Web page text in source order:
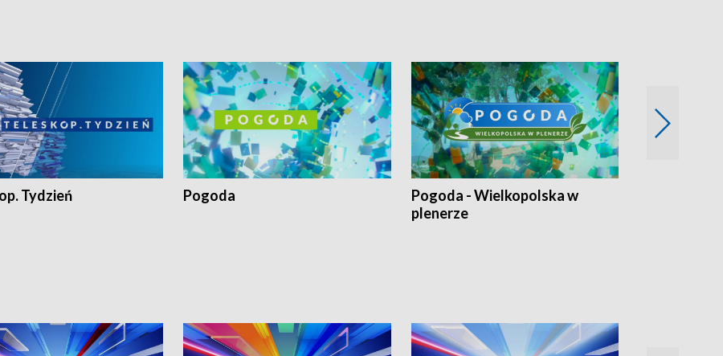
Tydzień Pogoda
Pogoda - Wielkopolska w
plenerze